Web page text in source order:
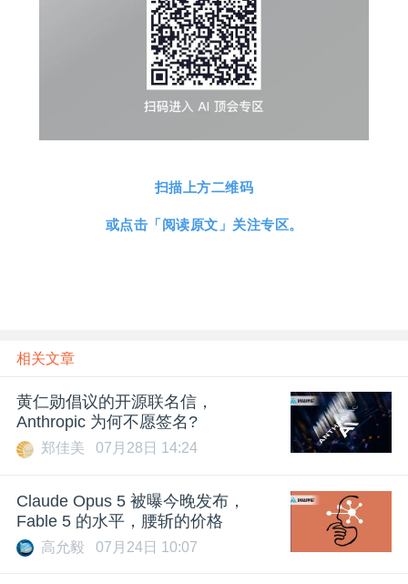
扫描上方二维码
或点击 「阅读原文 」 关注专区。
相关文章
黄仁勋倡议的开源联名信，
Anthropic 为何不愿签名?
郑佳美 07月28日 14:24
Claude Opus 5 被曝今晚发布，
Fable 5 的水平，腰斩的价格
高允毅 07月24日 10:07